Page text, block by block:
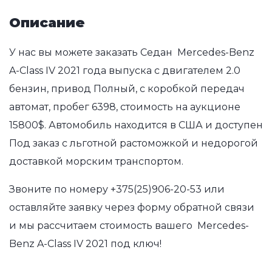
Описание
У нас вы можете заказать Седан Mercedes-Benz
A-Class IV 2021 года выпуска с двигателем 2.0
бензин, привод Полный, с коробкой передач
автомат, пробег 6398, стоимость на аукционе
15800$. Автомобиль находится в США и доступен
Под заказ с льготной растоможкой и недорогой
доставкой морским транспортом.
Звоните по номеру +375(25)906-20-53 или
оставляйте заявку через форму обратной связи
и мы рассчитаем стоимость вашего Mercedes-
Benz A-Class IV 2021 под ключ!